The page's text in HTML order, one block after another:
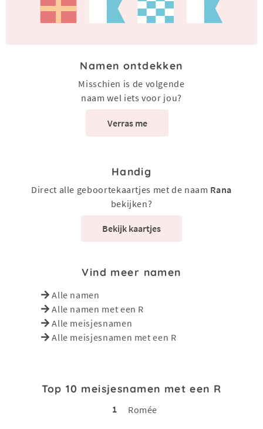
Namen ontdekken
Misschien is de volgende
naam wel iets voor jou?
Verras me
Handig
Direct alle geboortekaartjes met de naam Rana
bekijken?
Bekijk kaartjes
Vind meer namen
Alle namen
Alle namen met een R
Alle meisjesnamen
Alle meisjesnamen met een R
Top 10 meisjesnamen met een R
1
Romée